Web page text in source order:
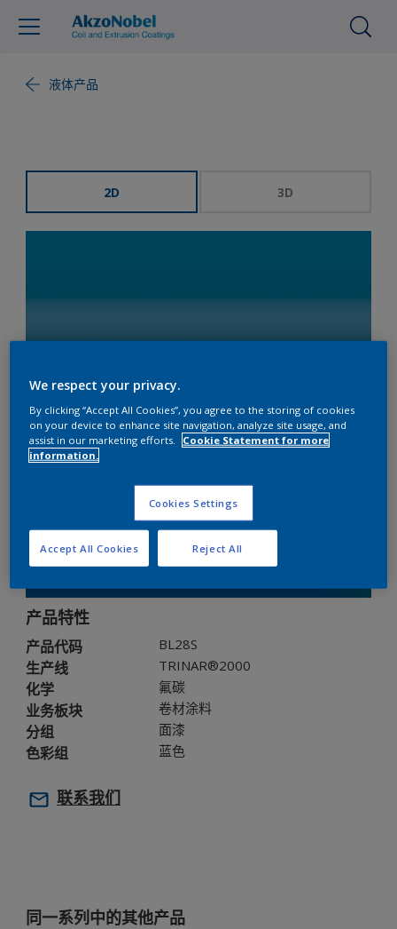
液体产品
2D 3D
TRINAR®2000
光泽度:Semi Gloss
产品特性
产品代码 BL28S
生产线 TRINAR®2000
化学 氟碳
业务板块 卷材涂料
分组 面漆
色彩组 蓝色
联系我们
同一系列中的其他产品
We respect your privacy.
By clicking “Accept All Cookies”, you agree to the storing of cookies
on your device to enhance site navigation, analyze site usage, and
assist in our marketing efforts.
Cookie Statement for more
information.
Cookies Settings
Reject All
Accept All Cookies